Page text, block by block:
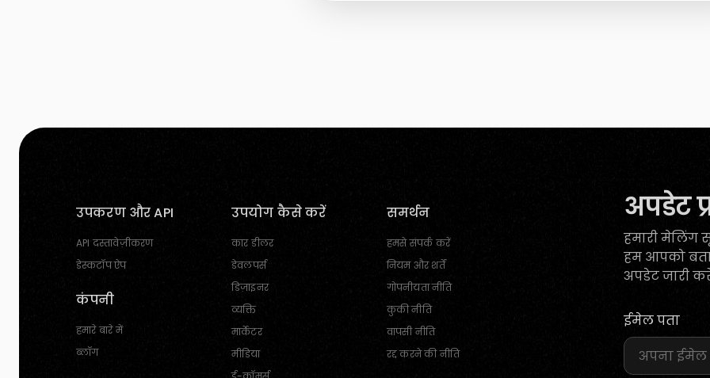
उपकरण और API
API दस्तावेज़ीकरण
डेस्कटॉप ऐप
कंपनी
हमारे बारे में
ब्लॉग
उपयोग कैसे करें
कार डीलर
डेवलपर्स
डिज़ाइनर
व्यक्ति
मार्केटर
मीडिया
समर्थन
हमसे संपर्क करें
नियम और शर्तें
गोपनीयता नीति
कुकी नीति
वापसी नीति
रद्द करने की नीति
अपडेट
हमारी मेलिंग
हम आपको
अपडेट जारी
ईमेल पता